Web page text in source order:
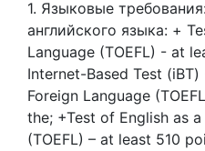
1. Языковые
английского языка: +
Language (TOEFL) - at
Internet-Based Test
Foreign Language
the; +Test of English as
(TOEFL) – at least 510